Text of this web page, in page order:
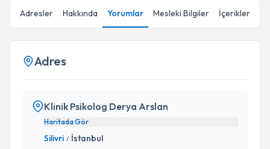
Adresler Hakkında Yorumlar Mesleki Bilgiler İçerikler
Adres
Klinik Psikolog Derya Arslan
Haritada Gör
Silivri / İstanbul